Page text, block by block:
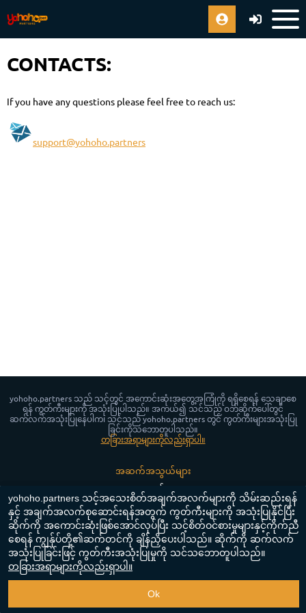
CONTACTS:
If you have any questions please feel free to reach us:
support@yohoho.partners
yohoho.partners သည် သင့်တွင် အကောင်းဆုံးအတွေ့အကြုံကို ရရှိစေရန် သေချာစေ
ရန် ကွတ်ကီးများကို အသုံးပြုပါသည်။ အကယ်၍ သင်သည် ဝဘ်ဆိုက်ပေါ်တွင်
ဆက်လက်အသုံးပြုနေပါက၊ သင်သည် yohoho.partners တွင် ကွတ်ကီးများအသုံးပြု
ခြင်းကိုသဘောတူပါသည်။
တခြားအရာများကိုလည်းရှာပါ။
အဆက်အသွယ်များ
သတင်း
ကိုယ်ရေးလုံခြုံမှု မူဝါဒ
ကွတ်ကီး လမ်းစဥ်များ
App for Android™
Copyright ©2023-2026"yohoho.partners"‎.မူပိုင်ခွင့်အားလုံးကို လက်ဝယ်
ထားရှိသည်
yohoho.partners သင့်အသေးစိတ်အချက်အလက်များကို သိမ်းဆည်းရန်
နှင့် အချက်အလက်စုဆောင်းရန်အတွက် ကွတ်ကီးများကို အသုံးပြုနိုင်ပြီး
ဆိုက်ကို အကောင်းဆုံးဖြစ်အောင်လုပ်ပြီး သင့်စိတ်ဝင်စားမှုများနှင့်ကိုက်ညီ
စေရန် ကျွန်ုပ်တို့၏ဆက်တင်ကို ချိန်ညှိပေးပါသည်။ ဆိုက်ကို ဆက်လက်
အသုံးပြုခြင်းဖြင့် ကွတ်ကီးအသုံးပြုမှုကို သင်သဘောတူပါသည်။
တခြားအရာများကိုလည်းရှာပါ။
Ok